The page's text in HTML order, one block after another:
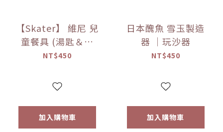
【Skater】 維尼 兒
童餐具 (湯匙＆叉
子)
NT$450
加入購物車
日本醜魚 雪玉製造
器 ｜玩沙器
NT$450
加入購物車